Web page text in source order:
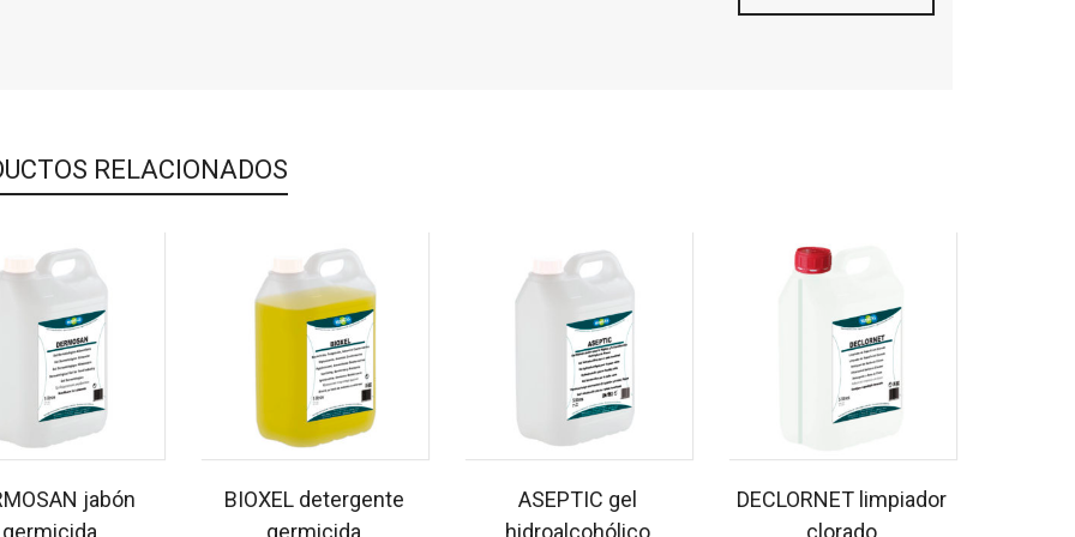
RELACIONADOS
jabón
BIOXEL detergente
ASEPTIC gel
DECLORNET limpiador